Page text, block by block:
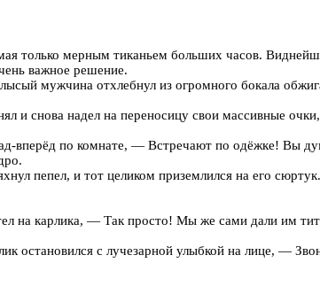
только мерным тиканьем больших часов.
важное решение.
мужчина отхлебнул из огромного бокала
и снова надел на переносицу свои массивные
вперёд по комнате, — Встречают по одёжке! Вы
пепел, и тот целиком приземлился на его сюртук.
на карлика, — Так просто! Мы же сами дали им
с лучезарной улыбкой на лице, —